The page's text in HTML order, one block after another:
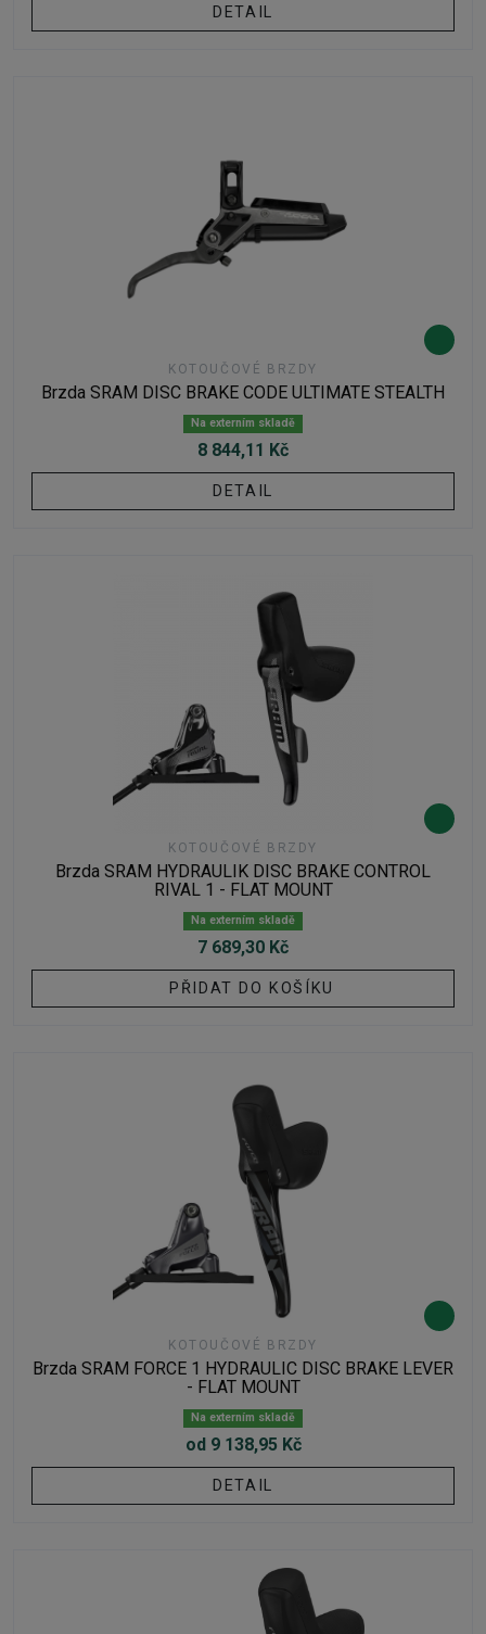
DETAIL
KOTOUČOVÉ BRZDY
Brzda SRAM DISC BRAKE CODE ULTIMATE STEALTH
Na externím skladě
8 844,11 Kč
DETAIL
KOTOUČOVÉ BRZDY
Brzda SRAM HYDRAULIK DISC BRAKE CONTROL
RIVAL 1 - FLAT MOUNT
Na externím skladě
7 689,30 Kč
PŘIDAT DO KOŠÍKU
KOTOUČOVÉ BRZDY
Brzda SRAM FORCE 1 HYDRAULIC DISC BRAKE LEVER
- FLAT MOUNT
Na externím skladě
od 9 138,95 Kč
DETAIL